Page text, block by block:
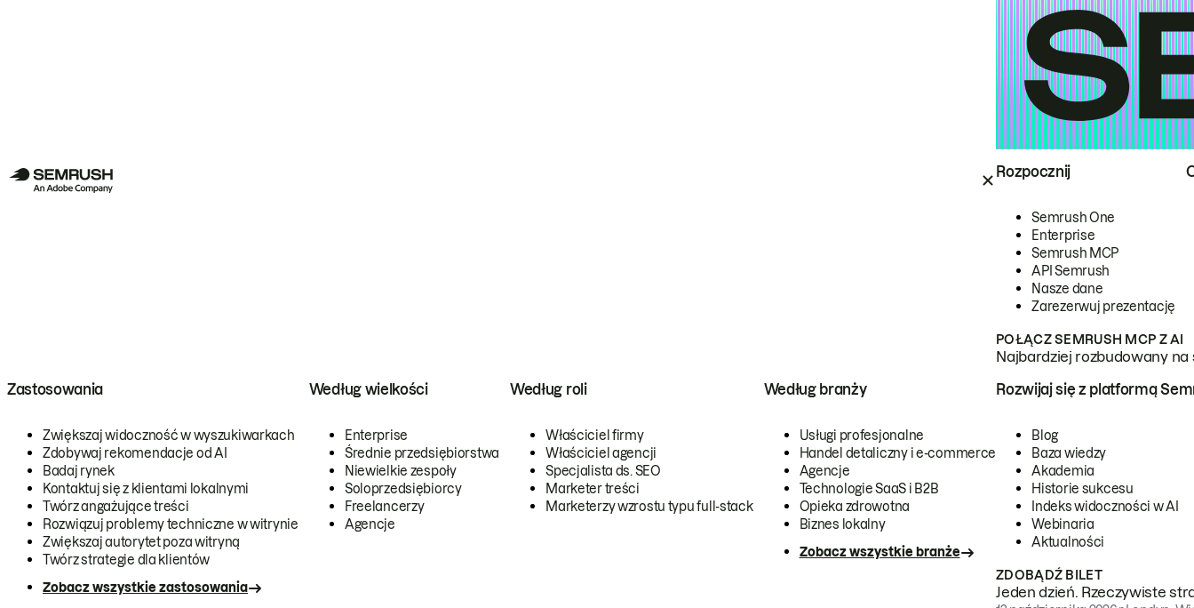
Rozpocznij
Semrush One
Enterprise
Semrush MCP
API Semrush
Nasze dane
Zarezerwuj prezentację
POŁĄCZ SEMRUSH MCP Z AI
Najbardziej rozbudowany
Zastosowania
Zwiększaj widoczność w wyszukiwarkach
Zdobywaj rekomendacje od AI
Badaj rynek
Kontaktuj się z klientami lokalnymi
Twórz angażujące treści
Rozwiązuj problemy techniczne w witrynie
Zwiększaj autorytet poza witryną
Twórz strategie dla klientów
Zobacz wszystkie zastosowania
Według wielkości
Enterprise
Średnie przedsiębiorstwa
Niewielkie zespoły
Soloprzedsiębiorcy
Freelancerzy
Agencje
Według roli
Właściciel firmy
Właściciel agencji
Specjalista ds. SEO
Marketer treści
Marketerzy wzrostu typu full-stack
Według branży
Usługi profesjonalne
Handel detaliczny i e-commerce
Agencje
Technologie SaaS i B2B
Opieka zdrowotna
Biznes lokalny
Zobacz wszystkie branże
Rozwijaj się z platformą
Blog
Baza wiedzy
Akademia
Historie sukcesu
Indeks widoczności w AI
Webinaria
Aktualności
ZDOBĄDŹ BILET
Jeden dzień. Rzeczywiste